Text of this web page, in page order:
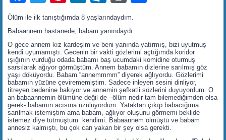
Ölüm ile ilk tanıştığımda 8 yaşlarındaydım.
Babaannem hastanede, babam yanındaydı.
O gece annem kız kardeşim ve beni yanında yatırmış, bizi uyutmuş
kendi uyumamıştı. Gecenin bir vakti gözlerimi açtığımda koridor
ışığının vurduğu odada babamı baş ucumdaki komidine oturmuş
sarsılarak ağıyor görmüştüm. Annem babamın dizlerine sarılmış göz
yaşı döküyordu. Babam “annemmmm” diyerek ağlıyordu. Gözlerimi
babamın yüzüne çevirememiştim. Sadece inleyen sesini dinliyor,
titreyen bedenine bakıyor ve annemin şefkatli sözlerini duyuyordum. O
an babaannemin ölümüne değil de –ölüm nedir tam bilemediğimden olsa
gerek- babamın acısına üzülüyordum. Yataktan çıkıp babacığıma
sarılmak istemiştim ama babam, ağlıyor oluşunu görmemi beklide
istemez diye tutmuştum kendimi. Babaannem ölmüştü ve babam
annesiz kalmıştı, bu çok can yakan bir şey olsa gerekti.